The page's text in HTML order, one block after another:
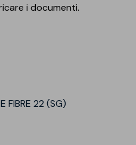
i documenti.
FIBRE 22 (SG)